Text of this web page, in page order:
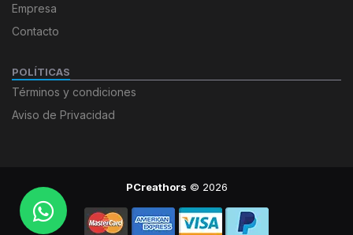
Empresa
Contacto
POLÍTICAS
Términos y condiciones
Aviso de Privacidad
PCreathors © 2026